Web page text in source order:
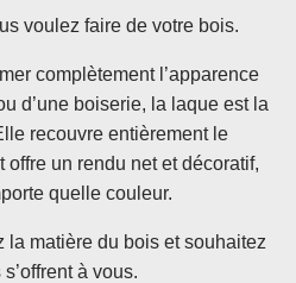
voulez faire de votre bois.
complètement l’apparence
d’une boiserie, la laque est la
recouvre entièrement le
un rendu net et décoratif,
quelle couleur.
la matière du bois et souhaitez
à vous.